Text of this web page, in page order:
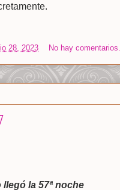
28, 2023 No hay
la 57ª noche